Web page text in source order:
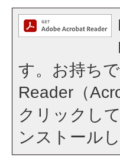
す。お持ち
Reader（
クリックし
ンストール